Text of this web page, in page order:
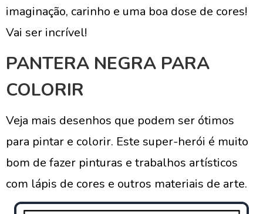
imaginação, carinho e uma boa dose de cores!
Vai ser incrível!
PANTERA NEGRA PARA
COLORIR
Veja mais desenhos que podem ser ótimos
para pintar e colorir. Este super-herói é muito
bom de fazer pinturas e trabalhos artísticos
com lápis de cores e outros materiais de arte.